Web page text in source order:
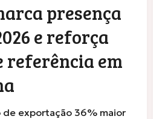
presença
e reforça
referência em
de exportação 36% maior